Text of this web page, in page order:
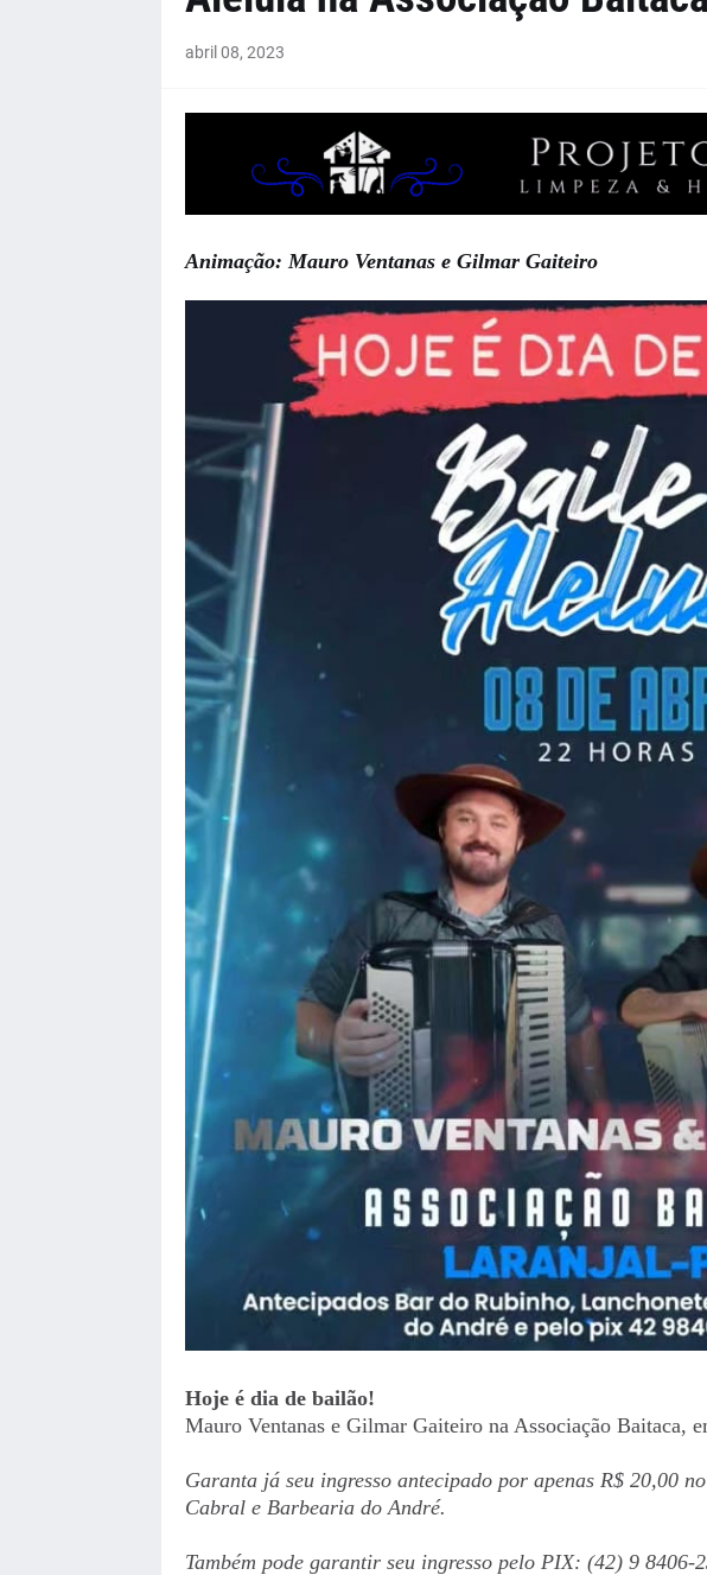
abril 08, 2023
Animação: Mauro Ventanas e Gilmar Gaiteiro
Hoje é dia de bailão!
Mauro Ventanas e Gilmar Gaiteiro na Associação Baitaca,
Garanta já seu ingresso antecipado por apenas R$ 20,00
Cabral e Barbearia do André.
Também pode garantir seu ingresso pelo PIX: (42) 9 8406-